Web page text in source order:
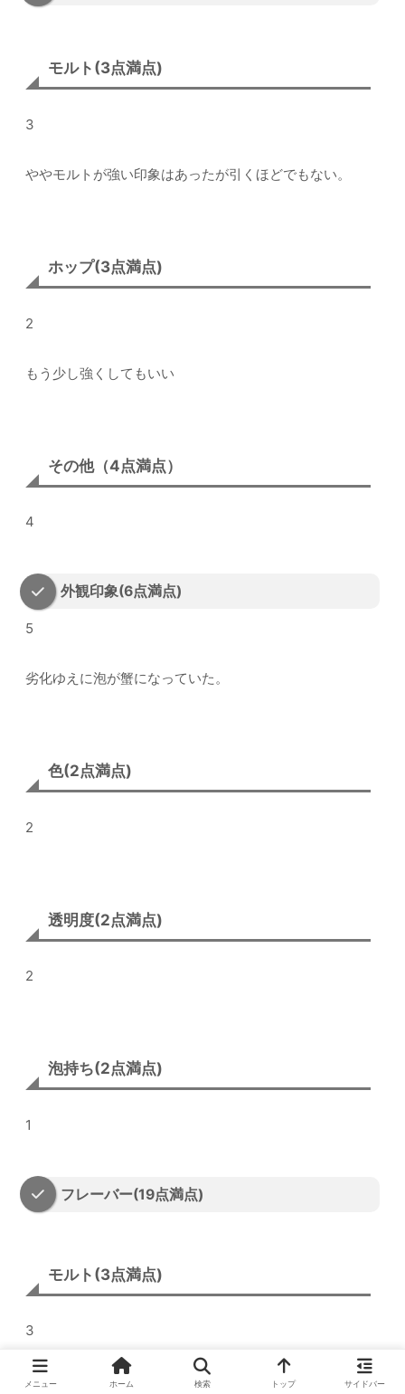
モルト(3点満点)
3
ややモルトが強い印象はあったが引くほどでもない。
ホップ(3点満点)
2
もう少し強くしてもいい
その他（4点満点）
4
外観印象(6点満点)
5
劣化ゆえに泡が蟹になっていた。
色(2点満点)
2
透明度(2点満点)
2
泡持ち(2点満点)
1
フレーバー(19点満点)
モルト(3点満点)
3
メニュー ホーム 検索 トップ サイドバー